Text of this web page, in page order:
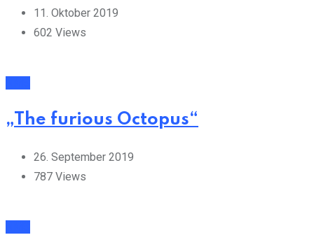
11. Oktober 2019
602 Views
„The furious Octopus“
26. September 2019
787 Views